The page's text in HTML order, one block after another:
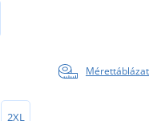
Mérettáblázat
2XL